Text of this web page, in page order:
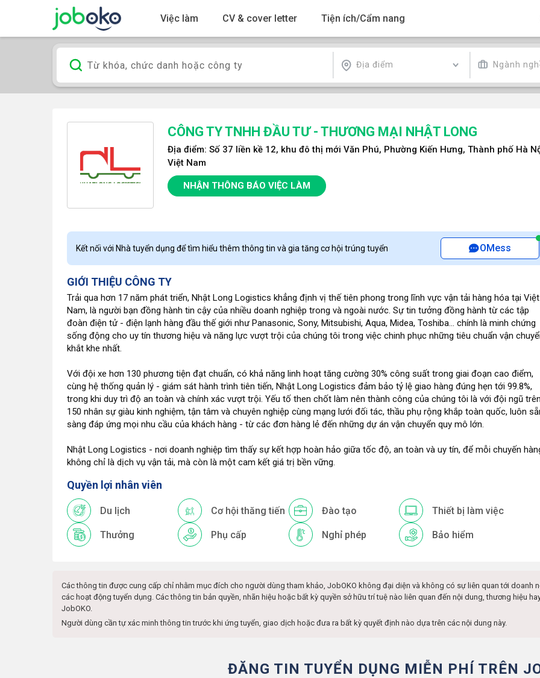
Việc làm CV & cover letter Tiện ích/Cẩm nang
Địa điểm Ngành
CÔNG TY TNHH ĐẦU TƯ - THƯƠNG MẠI NHẬT LONG
Địa điểm: Số 37 liền kề 12, khu đô thị mới Văn Phú, Phường Kiến Hưng, Thành phố Hà
Việt Nam
NHẬN THÔNG BÁO VIỆC LÀM
Kết nối với Nhà tuyển dụng để tìm hiểu thêm thông tin và gia tăng cơ hội trúng tuyển OMess
GIỚI THIỆU CÔNG TY
Trải qua hơn 17 năm phát triển, Nhật Long Logistics khẳng định vị thế tiên phong trong lĩnh vực vận tải hàng hóa tại Việt
Nam, là người bạn đồng hành tin cậy của nhiều doanh nghiệp trong và ngoài nước. Sự tin tưởng đồng hành từ các tập
đoàn điện tử - điện lạnh hàng đầu thế giới như Panasonic, Sony, Mitsubishi, Aqua, Midea, Toshiba... chính là minh chứng
sống động cho uy tín thương hiệu và năng lực vượt trội của chúng tôi trong việc chinh phục những tiêu chuẩn vận
khắt khe nhất.
Với đội xe hơn 130 phương tiện đạt chuẩn, có khả năng linh hoạt tăng cường 30% công suất trong giai đoạn cao điểm,
cùng hệ thống quản lý - giám sát hành trình tiên tiến, Nhật Long Logistics đảm bảo tỷ lệ giao hàng đúng hẹn tới 99.8%,
trong khi duy trì độ an toàn và chính xác vượt trội. Yếu tố then chốt làm nên thành công của chúng tôi là với đội ngũ trên
150 nhân sự giàu kinh nghiệm, tận tâm và chuyên nghiệp cùng mạng lưới đối tác, thầu phụ rộng khắp toàn quốc, luôn
sàng đáp ứng mọi nhu cầu của khách hàng - từ các đơn hàng lẻ đến những dự án vận chuyển quy mô lớn.
Nhật Long Logistics - nơi doanh nghiệp tìm thấy sự kết hợp hoàn hảo giữa tốc độ, an toàn và uy tín, để mỗi chuyến
không chỉ là dịch vụ vận tải, mà còn là một cam kết giá trị bền vững.
Quyền lợi nhân viên
Du lịch Cơ hội thăng tiến Đào tạo Thiết bị làm việc
Thưởng Phụ cấp Nghỉ phép Bảo hiểm
Các thông tin được cung cấp chỉ nhằm mục đích cho người dùng tham khảo, JobOKO không đại diện và không có sự liên quan tới doanh
các hoạt động tuyển dụng. Các thông tin bản quyền, nhãn hiệu hoặc bất kỳ quyền sở hữu trí tuệ nào liên quan đến nội dung, thương hiệu
JobOKO.
Người dùng cần tự xác minh thông tin trước khi ứng tuyển, giao dịch hoặc đưa ra bất kỳ quyết định nào dựa trên các nội dung này.
ĐĂNG TIN TUYỂN DỤNG MIỄN PHÍ TRÊN